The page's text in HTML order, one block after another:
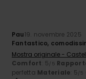
Pau19. novembre 2025
Fantastico,
Mostra originale -
Comfort: 5 /5
perfetta Materiale: 5 /5